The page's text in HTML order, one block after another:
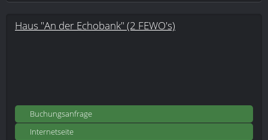
Haus "An der Echobank" (2 FEWO's)
Buchungsanfrage
Internetseite